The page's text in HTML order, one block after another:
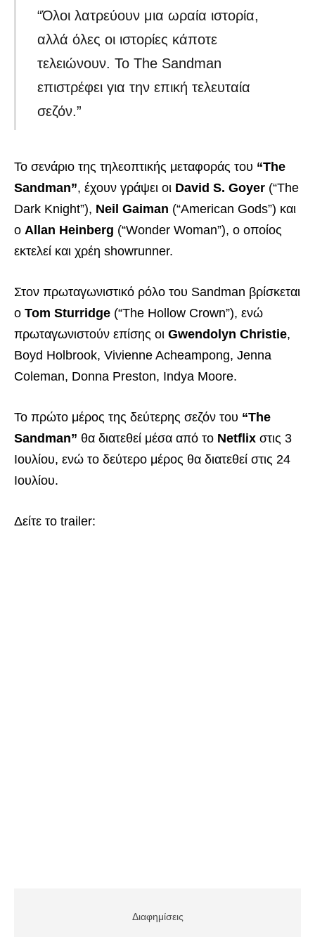
“Όλοι λατρεύουν μια ωραία ιστορία,
αλλά όλες οι ιστορίες κάποτε
τελειώνουν. Το The Sandman
επιστρέφει για την επική τελευταία
σεζόν.”
Το σενάριο της τηλεοπτικής μεταφοράς του “The
Sandman”, έχουν γράψει οι David S. Goyer (“The
Dark Knight”), Neil Gaiman (“American Gods”) και
ο Allan Heinberg (“Wonder Woman”), ο οποίος
εκτελεί και χρέη showrunner.
Στον πρωταγωνιστικό ρόλο του Sandman βρίσκεται
ο Tom Sturridge (“The Hollow Crown”), ενώ
πρωταγωνιστούν επίσης οι Gwendolyn Christie,
Boyd Holbrook, Vivienne Acheampong, Jenna
Coleman, Donna Preston, Indya Moore.
Το πρώτο μέρος της δεύτερης σεζόν του “The
Sandman” θα διατεθεί μέσα από το Netflix στις 3
Ιουλίου, ενώ το δεύτερο μέρος θα διατεθεί στις 24
Ιουλίου.
Δείτε το trailer:
Διαφημίσεις